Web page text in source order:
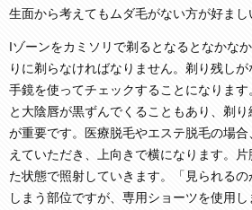
生面から考えてもムダ毛がない方が好まし
Iゾーンをカミソリで剃るとなるとなかな
りに剃らなければなりません。剃り残し
手鏡を使ってチェックすることになりま
と大陰唇が黒ずんでくることもあり、剃
が重要です。医療脱毛やエステ脱毛の場
えていただき、上向きで横になります。
た状態で照射していきます。「見られる
しまう部位ですが、専用ショーツを使用